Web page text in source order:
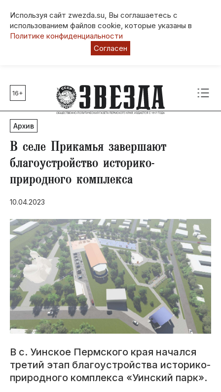
Используя сайт zwezda.su, Вы соглашаетесь с
использованием файлов cookie, которые указаны в
Политике конфиденциальности
Согласен
Главные темы
80 лет Победы
Молодежная столица РФ
СВО
Выборы в Пермском крае
Социальная поддержка
Инфраструктура
Благоустройство
16+
Архив
В селе Прикамья завершают
благоустройство историко-
природного комплекса
10.04.2023
В с. Уинское Пермского края начался
третий этап благоустройства историко-
природного комплекса «Уинский парк».